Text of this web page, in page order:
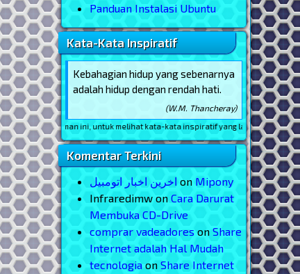
Panduan Instalasi Ubuntu
Kata-Kata Inspiratif
Kebahagian hidup yang sebenarnya
adalah hidup dengan rendah hati.
(W.M. Thancheray)
Reloadhalaman ini, untuk melihat kata-kata inspiratif yang lain
Komentar Terkini
اخرین اخبار اتومبیل on Mipony
Infraredimw on Cara Darurat
Membuka CD-Drive
comprar vadeadores on Share
Internet adalah Hal Mudah
tecnologia on Share Internet